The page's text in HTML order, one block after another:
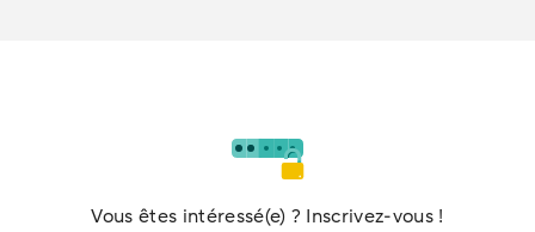
Vous êtes intéressé(e) ? Inscrivez-vous !